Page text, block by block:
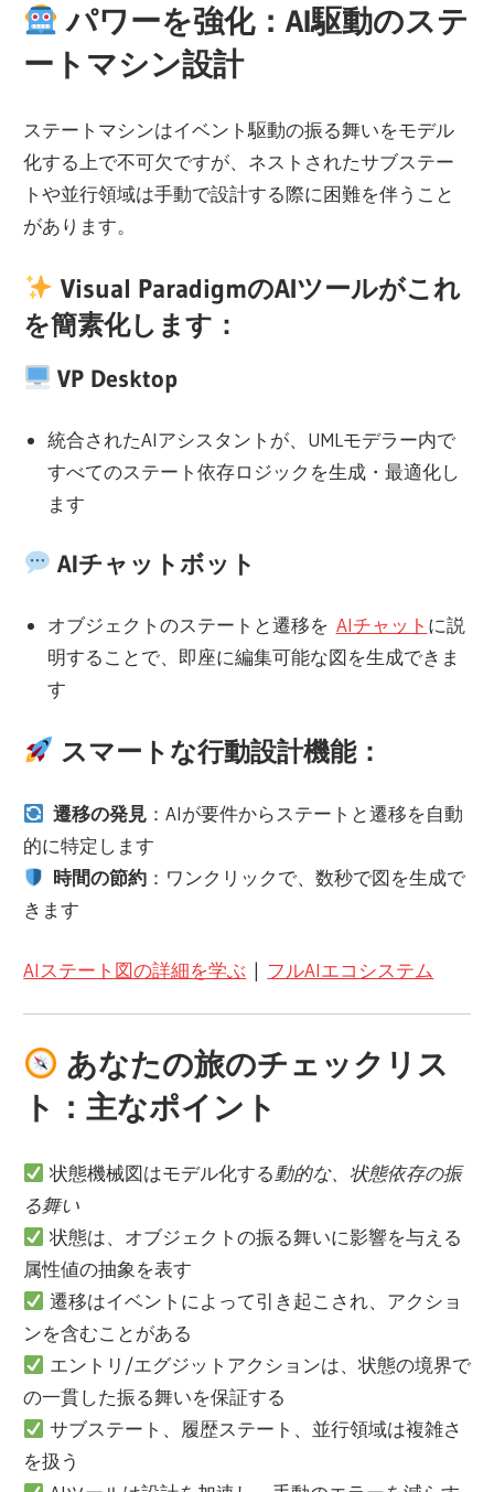
パワーを強化：AI駆動のステ
ートマシン設計
ステートマシンはイベント駆動の振る舞いをモデル
化する上で不可欠ですが、ネストされたサブステー
トや並行領域は手動で設計する際に困難を伴うこと
があります。
Visual ParadigmのAIツールがこれ
を簡素化します：
VP Desktop
統合されたAIアシスタントが、UMLモデラー内で
すべてのステート依存ロジックを生成・最適化し
ます
AIチャットボット
オブジェクトのステートと遷移を AIチャット に説
明することで、即座に編集可能な図を生成できま
す
スマートな行動設計機能：
遷移の発見：AIが要件からステートと遷移を自動
的に特定します
時間の節約：ワンクリックで、数秒で図を生成で
きます
AIステート図の詳細を学ぶ | フルAIエコシステム
あなたの旅のチェックリス
ト：主なポイント
状態機械図はモデル化する動的な、状態依存の振
る舞い
状態は、オブジェクトの振る舞いに影響を与える
属性値の抽象を表す
遷移はイベントによって引き起こされ、アクショ
ンを含むことがある
エントリ/エグジットアクションは、状態の境界で
の一貫した振る舞いを保証する
サブステート、履歴ステート、並行領域は複雑さ
を扱う